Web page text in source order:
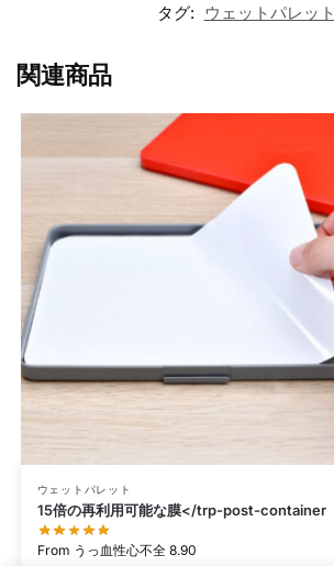
タグ: ウェットパレット
関連商品
ウェットパレット
15倍の再利用可能な膜</trp-post-container
From うっ血性心不全8.90